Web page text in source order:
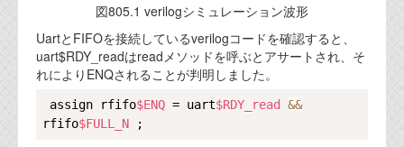
図805.1 verilogシミュレーション波形
UartとFIFOを接続しているverilogコードを確認すると、
uart$RDY_readはreadメソッドを呼ぶとアサートされ、そ
れによりENQされることが判明しました。
assign rfifo$ENQ = uart$RDY_read &&
rfifo$FULL_N